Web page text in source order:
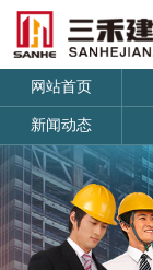
网站首页
新闻动态